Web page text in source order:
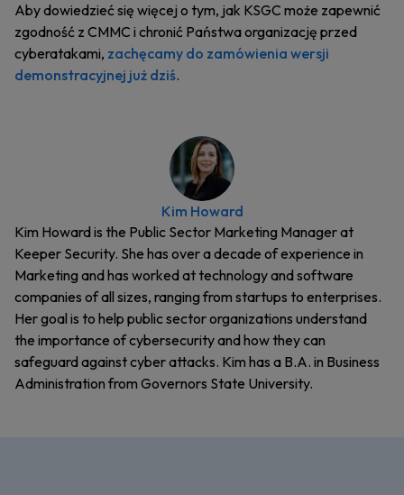
Aby dowiedzieć się więcej o tym, jak KSGC może zapewnić
zgodność z CMMC i chronić Państwa organizację przed
cyberatakami, zachęcamy do zamówienia wersji
demonstracyjnej już dziś.
Kim Howard
Kim Howard is the Public Sector Marketing Manager at
Keeper Security. She has over a decade of experience in
Marketing and has worked at technology and software
companies of all sizes, ranging from startups to enterprises.
Her goal is to help public sector organizations understand
the importance of cybersecurity and how they can
safeguard against cyber attacks. Kim has a B.A. in Business
Administration from Governors State University.